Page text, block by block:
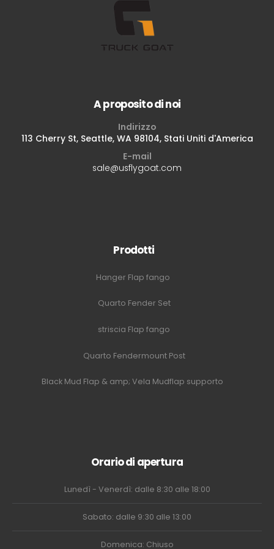
A proposito di noi
Indirizzo
113 Cherry St, Seattle, WA 98104, Stati Uniti d'America
E-mail
sale@usflygoat.com
Prodotti
Hanger Flap fango
Quarto Fender Set
striscia Flap fango
Quarto Fendermount Post
Black Mud Flap & amp; Vela Mudflap supporto
Orario di apertura
Lunedì - Venerdì: dalle 8:30 alle 18:00
Sabato: dalle 9:30 alle 13:00
Domenica: Chiuso